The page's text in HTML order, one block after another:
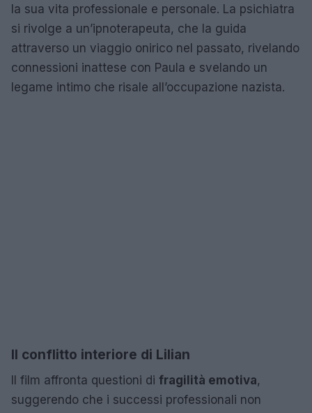
la sua vita professionale e personale. La psichiatra
si rivolge a un’ipnoterapeuta, che la guida
attraverso un viaggio onirico nel passato, rivelando
connessioni inattese con Paula e svelando un
legame intimo che risale all’occupazione nazista.
Il conflitto interiore di Lilian
Il film affronta questioni di fragilità emotiva,
suggerendo che i successi professionali non